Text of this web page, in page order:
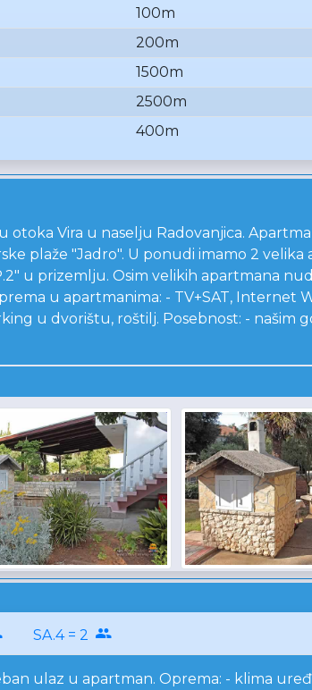
100m
200m
1500m
2500m
400m
otoka Vira u naselju Radovanjica.
plaže "Jadro". U ponudi imamo 2 velika
u prizemlju. Osim velikih apartmana
u apartmanima: - TV+SAT, Internet
u dvorištu, roštilj. Posebnost: -
SA.4 = 2
ulaz u apartman. Oprema: - klima